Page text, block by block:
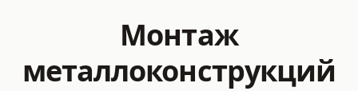
Монтаж
металлоконструкций